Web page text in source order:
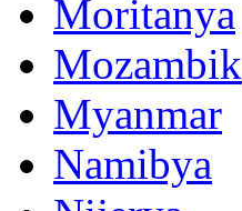
Moritanya
Mozambik
Myanmar
Namibya